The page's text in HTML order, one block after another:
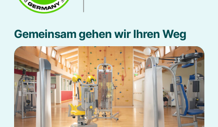
Gemeinsam gehen wir Ihren Weg